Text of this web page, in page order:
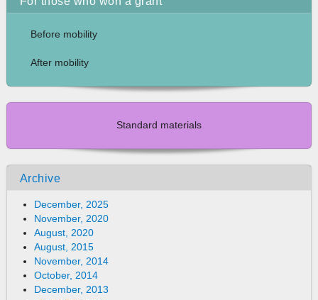
Before mobility
After mobility
Standard materials
Archive
December, 2025
November, 2020
August, 2020
August, 2015
November, 2014
October, 2014
December, 2013